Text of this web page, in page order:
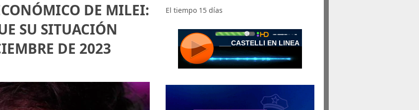
DE MILEI:
SU SITUACIÓN
DE 2023
El tiempo 15 días